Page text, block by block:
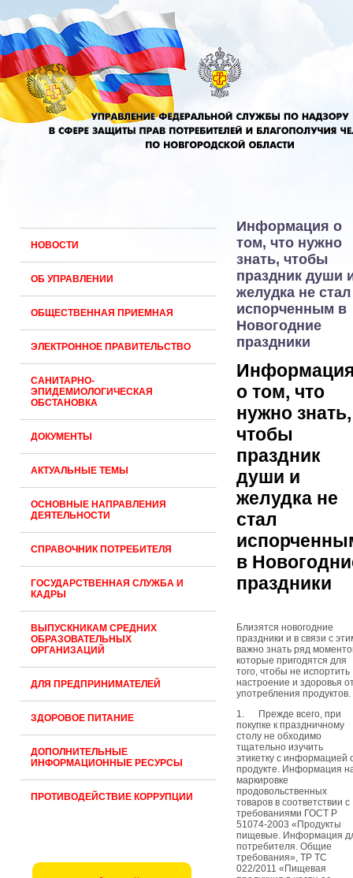
НОВОСТИ
ОБ УПРАВЛЕНИИ
ОБЩЕСТВЕННАЯ ПРИЕМНАЯ
ЭЛЕКТРОННОЕ ПРАВИТЕЛЬСТВО
САНИТАРНО-
ЭПИДЕМИОЛОГИЧЕСКАЯ
ОБСТАНОВКА
ДОКУМЕНТЫ
АКТУАЛЬНЫЕ ТЕМЫ
ОСНОВНЫЕ НАПРАВЛЕНИЯ
ДЕЯТЕЛЬНОСТИ
СПРАВОЧНИК ПОТРЕБИТЕЛЯ
ГОСУДАРСТВЕННАЯ СЛУЖБА И
КАДРЫ
ВЫПУСКНИКАМ СРЕДНИХ
ОБРАЗОВАТЕЛЬНЫХ
ОРГАНИЗАЦИЙ
ДЛЯ ПРЕДПРИНИМАТЕЛЕЙ
ЗДОРОВОЕ ПИТАНИЕ
ДОПОЛНИТЕЛЬНЫЕ
ИНФОРМАЦИОННЫЕ РЕСУРСЫ
ПРОТИВОДЕЙСТВИЕ КОРРУПЦИИ
Информация о
том, что нужно
знать, чтобы
праздник души
желудка не стал
испорченным в
Новогодние
праздники
о том, что
нужно знать,
чтобы
праздник
души и
желудка не
стал
в
праздники
Близятся новогодние
праздники и в связи с
важно знать ряд
которые пригодятся для
того, чтобы не испортить
настроение и здоровья
употребления продуктов.
1. Прежде всего, при
покупке к праздничному
столу не обходимо
тщательно изучить
этикетку с информацией
продукте. Информация
маркировке
продовольственных
товаров в соответствии с
требованиями ГОСТ Р
51074-2003 «Продукты
пищевые. Информация
потребителя. Общие
требования», ТР ТС
022/2011 «Пищевая